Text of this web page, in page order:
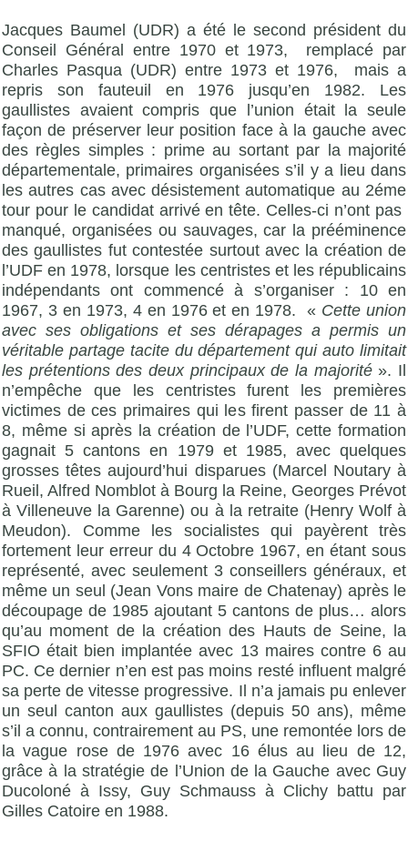
Jacques Baumel (UDR) a été le second président du
Conseil Général entre 1970 et 1973, remplacé par
Charles Pasqua (UDR) entre 1973 et 1976, mais a
repris son fauteuil en 1976 jusqu’en 1982. Les
gaullistes avaient compris que l’union était la seule
façon de préserver leur position face à la gauche avec
des règles simples : prime au sortant par la majorité
départementale, primaires organisées s’il y a lieu dans
les autres cas avec désistement automatique au 2éme
tour pour le candidat arrivé en tête. Celles-ci n’ont pas
manqué, organisées ou sauvages, car la prééminence
des gaullistes fut contestée surtout avec la création de
l’UDF en 1978, lorsque les centristes et les républicains
indépendants ont commencé à s’organiser : 10 en
1967, 3 en 1973, 4 en 1976 et en 1978. « Cette union
avec ses obligations et ses dérapages a permis un
véritable partage tacite du département qui auto limitait
les prétentions des deux principaux de la majorité». Il
n’empêche que les centristes furent les premières
victimes de ces primaires qui les firent passer de 11 à
8, même si après la création de l’UDF, cette formation
gagnait 5 cantons en 1979 et 1985, avec quelques
grosses têtes aujourd’hui disparues (Marcel Noutary à
Rueil, Alfred Nomblot à Bourg la Reine, Georges Prévot
à Villeneuve la Garenne) ou à la retraite (Henry Wolf à
Meudon). Comme les socialistes qui payèrent très
fortement leur erreur du 4 Octobre 1967, en étant sous
représenté, avec seulement 3 conseillers généraux, et
même un seul (Jean Vons maire de Chatenay) après le
découpage de 1985 ajoutant 5 cantons de plus… alors
qu’au moment de la création des Hauts de Seine, la
SFIO était bien implantée avec 13 maires contre 6 au
PC. Ce dernier n’en est pas moins resté influent malgré
sa perte de vitesse progressive. Il n’a jamais pu enlever
un seul canton aux gaullistes (depuis 50 ans), même
s’il a connu, contrairement au PS, une remontée lors de
la vague rose de 1976 avec 16 élus au lieu de 12,
grâce à la stratégie de l’Union de la Gauche avec Guy
Ducoloné à Issy, Guy Schmauss à Clichy battu par
Gilles Catoire en 1988.